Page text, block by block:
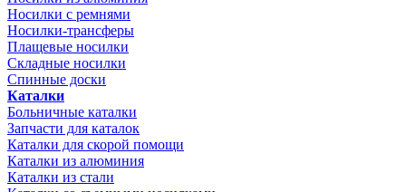
Носилки с ремнями
Носилки-трансферы
Плащевые носилки
Складные носилки
Спинные доски
Каталки
Больничные каталки
Запчасти для каталок
Каталки для скорой помощи
Каталки из алюминия
Каталки из стали